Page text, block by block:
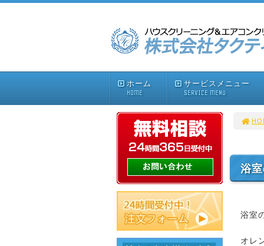
ホーム
HOME
サービスメニュー
SERVICE MENU
浴
浴室
オレ